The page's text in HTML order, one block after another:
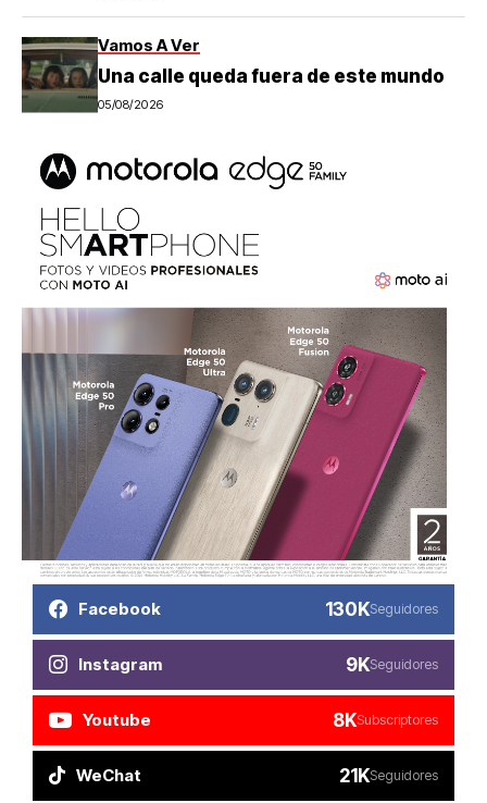
Vamos A Ver
Una calle queda fuera de este mundo
05/08/2026
Facebook 130KSeguidores
Instagram 9KSeguidores
Youtube 8KSubscriptores
WeChat 21KSeguidores